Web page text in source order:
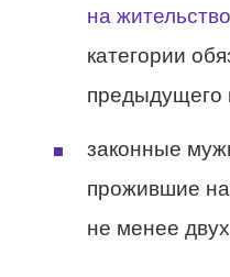
на жительство
категории
предыдущего
законные
прожившие
не менее двух